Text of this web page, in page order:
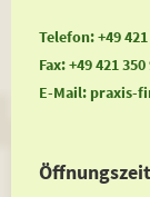
Telefon: +49 421
Fax: +49 421 350
E-Mail: praxis-